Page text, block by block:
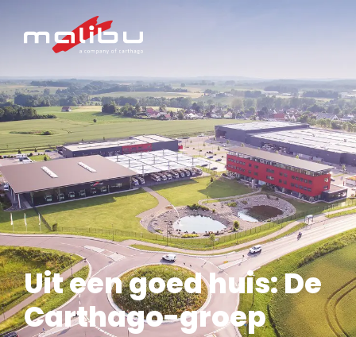
Uit een goed huis: De
Carthago-groep